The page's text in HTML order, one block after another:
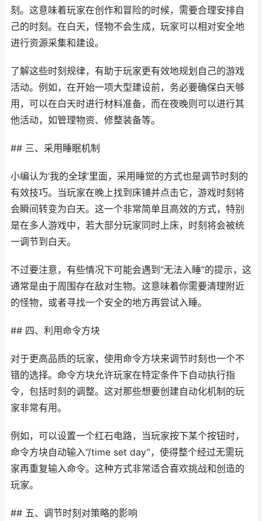
刻。这意味着玩家在创作和冒险的时候，需要合理安排自
己的时刻。在白天，怪物不会生成，玩家可以相对安全地
进行资源采集和建设。
了解这些时刻规律，有助于玩家更有效地规划自己的游戏
活动。例如，在开始一项大型建设前，务必要确保白天够
用，可以在白天时进行材料准备，而在夜晚则可以进行其
他活动，如管理物资、修整装备等。
## 三、采用睡眠机制
小编认为‘我的全球’里面，采用睡觉的方式也是调节时刻的
有效技巧。当玩家在晚上找到床铺并点击它，游戏时刻将
会瞬间转变为白天。这一个非常简单且高效的方式，特别
是在多人游戏中，若大部分玩家同时上床，时刻将会被统
一调节到白天。
不过要注意，有些情况下可能会遇到“无法入睡”的提示，这
通常是由于周围存在敌对生物。这意味着你需要清理附近
的怪物，或者寻找一个安全的地方再尝试入睡。
## 四、利用命令方块
对于更高品质的玩家，使用命令方块来调节时刻也一个不
错的选择。命令方块允许玩家在特定条件下自动执行指
令，包括时刻的调整。这对那些想要创建自动化机制的玩
家非常有用。
例如，可以设置一个红石电路，当玩家按下某个按钮时，
命令方块自动输入“/time set day”，使得整个经过无需玩
家再重复输入命令。这种方式非常适合喜欢挑战和创造的
玩家。
## 五、调节时刻对策略的影响